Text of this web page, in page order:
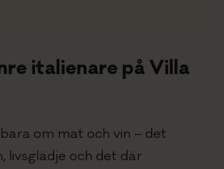
italienare på Villa
om mat och vin – det
livsglädje och det där